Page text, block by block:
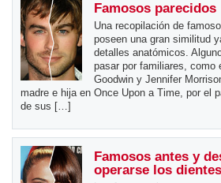
Famosos parecidos
Una recopilación de
poseen una gran similitud
detalles anatómicos.
pasar por familiares, como
Goodwin y Jennifer
madre e hija en Once Upon a Time, por el
de sus […]
Famosos antes y
operarse los dientes